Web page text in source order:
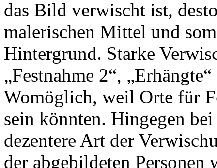
das Bild verwischt ist,
malerischen Mittel und
Hintergrund. Starke
„Festnahme 2“,
Womöglich, weil Orte für
sein könnten. Hingegen
dezentere Art der
der abgebildeten